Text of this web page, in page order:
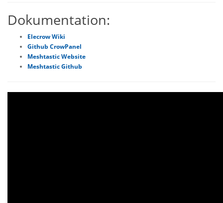
Dokumentation:
Elecrow Wiki
Github CrowPanel
Meshtastic Website
Meshtastic Github